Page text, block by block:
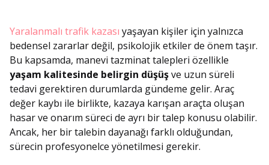
Yaralanmalı trafik kazası yaşayan kişiler için yalnızca
bedensel zararlar değil, psikolojik etkiler de önem taşır.
Bu kapsamda, manevi tazminat talepleri özellikle
yaşam kalitesinde belirgin düşüşve uzun süreli
tedavi gerektiren durumlarda gündeme gelir. Araç
değer kaybı ile birlikte, kazaya karışan araçta oluşan
hasar ve onarım süreci de ayrı bir talep konusu olabilir.
Ancak, her bir talebin dayanağı farklı olduğundan,
sürecin profesyonelce yönetilmesi gerekir.